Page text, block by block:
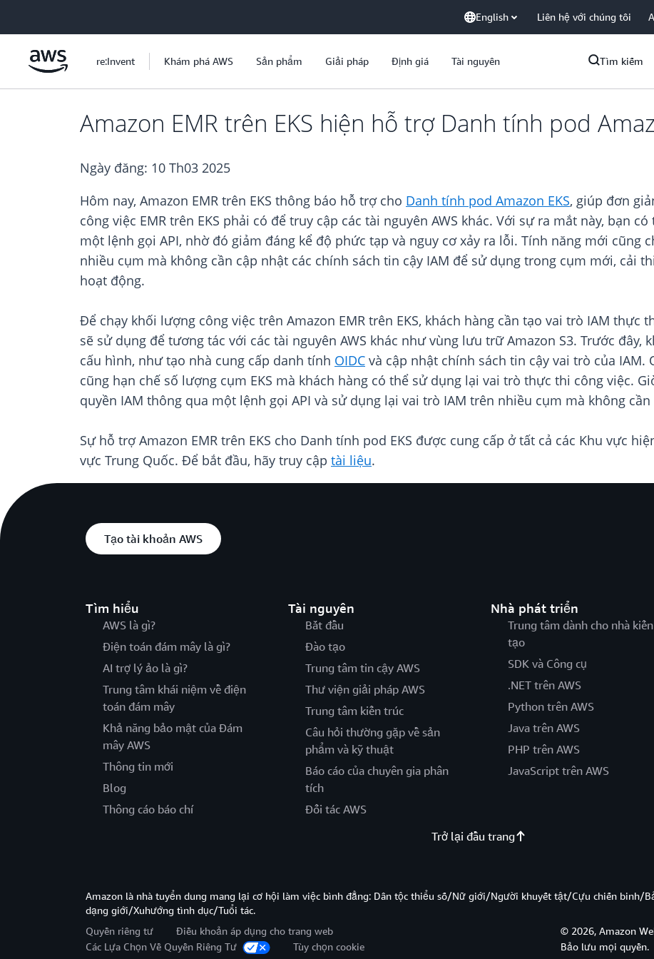
English Liên hệ với chúng tôi
re:Invent Khám phá AWS Sản phẩm Giải pháp Định giá Tài nguyên Tìm kiếm
Amazon EMR trên EKS hiện hỗ trợ Danh tính pod
Ngày đăng: 10 Th03 2025
Hôm nay, Amazon EMR trên EKS thông báo hỗ trợ cho Danh tính pod Amazon EKS, giúp đơn
công việc EMR trên EKS phải có để truy cập các tài nguyên AWS khác. Với sự ra mắt này, bạn
một lệnh gọi API, nhờ đó giảm đáng kể độ phức tạp và nguy cơ xảy ra lỗi. Tính năng mới cũng
nhiều cụm mà không cần cập nhật các chính sách tin cậy IAM để sử dụng trong cụm mới, cải
hoạt động.
Để chạy khối lượng công việc trên Amazon EMR trên EKS, khách hàng cần tạo vai trò IAM thực
sẽ sử dụng để tương tác với các tài nguyên AWS khác như vùng lưu trữ Amazon S3. Trước
cấu hình, như tạo nhà cung cấp danh tính OIDC và cập nhật chính sách tin cậy vai trò của
cũng hạn chế số lượng cụm EKS mà khách hàng có thể sử dụng lại vai trò thực thi công việc.
quyền IAM thông qua một lệnh gọi API và sử dụng lại vai trò IAM trên nhiều cụm mà không
Sự hỗ trợ Amazon EMR trên EKS cho Danh tính pod EKS được cung cấp ở tất cả các Khu vực
vực Trung Quốc. Để bắt đầu, hãy truy cập tài liệu.
Tạo tài khoản AWS
Tìm hiểu
AWS là gì?
Điện toán đám mây là gì?
AI trợ lý ảo là gì?
Trung tâm khái niệm về điện
toán đám mây
Khả năng bảo mật của Đám
mây AWS
Thông tin mới
Blog
Thông cáo báo chí
Tài nguyên
Bắt đầu
Đào tạo
Trung tâm tin cậy AWS
Thư viện giải pháp AWS
Trung tâm kiến trúc
Câu hỏi thường gặp về sản
phẩm và kỹ thuật
Báo cáo của chuyên gia phân
tích
Đối tác AWS
Nhà phát triển
Trung tâm dành cho nhà kiến
tạo
SDK và Công cụ
.NET trên AWS
Python trên AWS
Java trên AWS
PHP trên AWS
JavaScript trên AWS
Trở lại đầu trang
Amazon là nhà tuyển dung mang lại cơ hội làm việc bình đẳng: Dân tộc thiểu số/Nữ giới/Người khuyết tật/Cựu chiến binh/
dạng giới/Xuhướng tình dục/Tuổi tác.
Quyền riêng tư
Điều khoản áp dụng cho trang web
Các Lựa Chọn Về Quyền Riêng Tư
Tùy chọn cookie
© 2026, Amazon
Bảo lưu mọi quyền.